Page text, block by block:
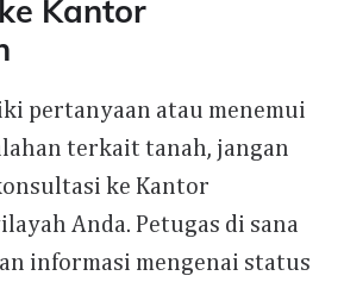
Kantor
pertanyaan atau menemui
terkait tanah, jangan
ke Kantor
Anda. Petugas di sana
informasi mengenai status